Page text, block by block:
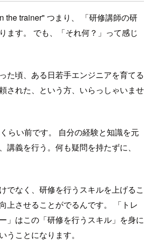
the trainer" つまり、 「研修講師の研
ます。 でも、「それ何？」って感じ
た頃、ある日若手エンジニアを育てる
された、という方、いらっしゃいませ
らい前です。 自分の経験と知識を元
講義を行う。何も疑問を持たずに、
でなく、研修を行うスキルを上げるこ
上させることがでるんです。 「トレ
」はこの「研修を行うスキル」を身に
うことになります。